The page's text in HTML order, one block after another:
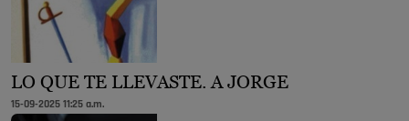
LO QUE TE LLEVASTE. A JORGE
15-09-2025 11:25 a.m.